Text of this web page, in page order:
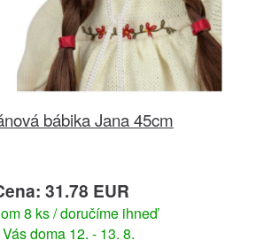
bábika Jana 45cm
31.78 EUR
8 ks / doručíme ihneď
doma 12. - 13. 8.